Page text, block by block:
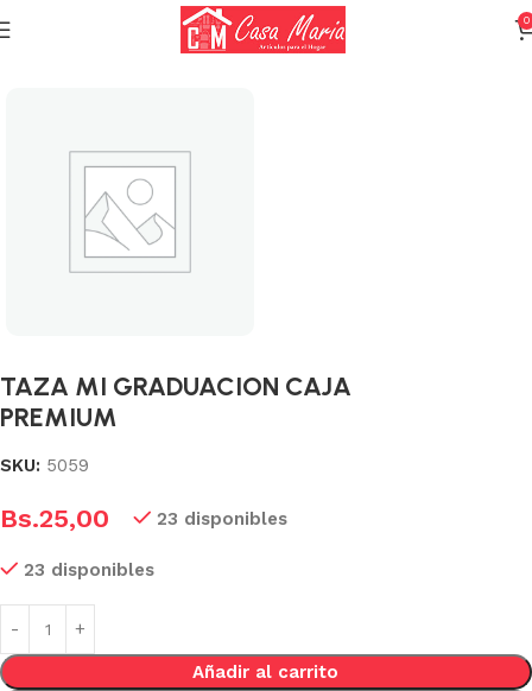
0
Varios (Menaje)
TAZA MI GRADUACION CAJA
PREMIUM
SKU: 5059
Bs.25,00 23 disponibles
23 disponibles
Añadir al carrito